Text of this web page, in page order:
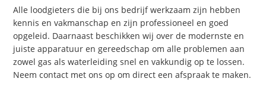
Alle loodgieters die bij ons bedrijf werkzaam zijn hebben
kennis en vakmanschap en zijn professioneel en goed
opgeleid. Daarnaast beschikken wij over de modernste en
juiste apparatuur en gereedschap om alle problemen aan
zowel gas als waterleiding snel en vakkundig op te lossen.
Neem contact met ons op om direct een afspraak te maken.